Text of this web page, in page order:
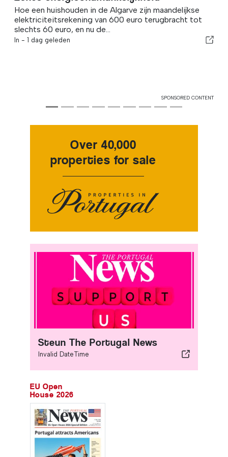
Hoe een huishouden in de Algarve zijn maandelijkse
elektriciteitsrekening van 600 euro terugbracht tot
slechts 60 euro, en nu de...
In - 1 dag geleden
SPONSORED CONTENT
Over 40,000
properties for sale
Steun The Portugal News
Invalid DateTime
EU Open
House 2026